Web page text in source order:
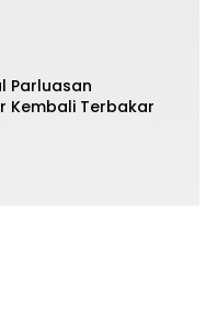
Parluasan
Kembali Terbakar